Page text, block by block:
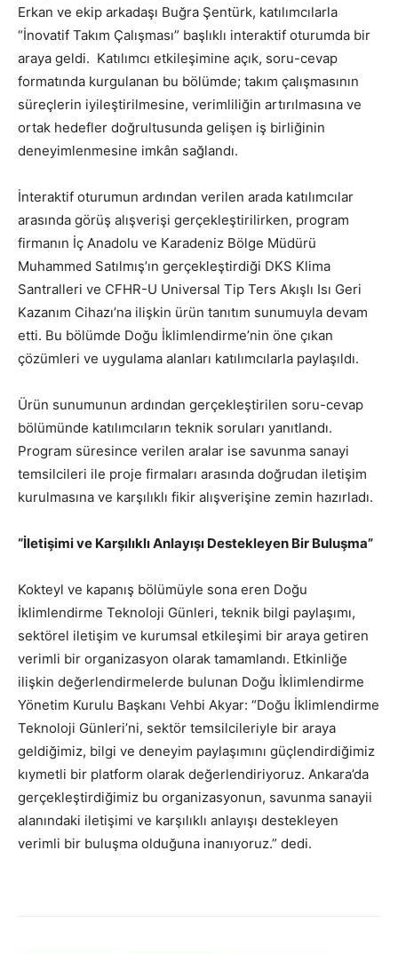
Erkan ve ekip arkadaşı Buğra Şentürk, katılımcılarla
“İnovatif Takım Çalışması” başlıklı interaktif oturumda bir
araya geldi. Katılımcı etkileşimine açık, soru-cevap
formatında kurgulanan bu bölümde; takım çalışmasının
süreçlerin iyileştirilmesine, verimliliğin artırılmasına ve
ortak hedefler doğrultusunda gelişen iş birliğinin
deneyimlenmesine imkân sağlandı.
İnteraktif oturumun ardından verilen arada katılımcılar
arasında görüş alışverişi gerçekleştirilirken, program
firmanın İç Anadolu ve Karadeniz Bölge Müdürü
Muhammed Satılmış’ın gerçekleştirdiği DKS Klima
Santralleri ve CFHR-U Universal Tip Ters Akışlı Isı Geri
Kazanım Cihazı’na ilişkin ürün tanıtım sunumuyla devam
etti. Bu bölümde Doğu İklimlendirme’nin öne çıkan
çözümleri ve uygulama alanları katılımcılarla paylaşıldı.
Ürün sunumunun ardından gerçekleştirilen soru-cevap
bölümünde katılımcıların teknik soruları yanıtlandı.
Program süresince verilen aralar ise savunma sanayi
temsilcileri ile proje firmaları arasında doğrudan iletişim
kurulmasına ve karşılıklı fikir alışverişine zemin hazırladı.
“İletişimi ve Karşılıklı Anlayışı Destekleyen Bir Buluşma”
Kokteyl ve kapanış bölümüyle sona eren Doğu
İklimlendirme Teknoloji Günleri, teknik bilgi paylaşımı,
sektörel iletişim ve kurumsal etkileşimi bir araya getiren
verimli bir organizasyon olarak tamamlandı. Etkinliğe
ilişkin değerlendirmelerde bulunan Doğu İklimlendirme
Yönetim Kurulu Başkanı Vehbi Akyar: “Doğu İklimlendirme
Teknoloji Günleri’ni, sektör temsilcileriyle bir araya
geldiğimiz, bilgi ve deneyim paylaşımını güçlendirdiğimiz
kıymetli bir platform olarak değerlendiriyoruz. Ankara’da
gerçekleştirdiğimiz bu organizasyonun, savunma sanayii
alanındaki iletişimi ve karşılıklı anlayışı destekleyen
verimli bir buluşma olduğuna inanıyoruz.” dedi.